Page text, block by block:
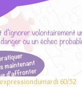
60/52